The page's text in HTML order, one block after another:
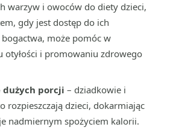
warzyw i owoców do diety dzieci,
gdy jest dostęp do ich
może pomóc w
otyłości i promowaniu zdrowego
dużych porcji – dziadkowie i
rozpieszczają dzieci, dokarmiając
nadmiernym spożyciem kalorii.